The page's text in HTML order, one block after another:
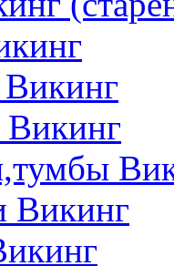
Викинг
Викинг